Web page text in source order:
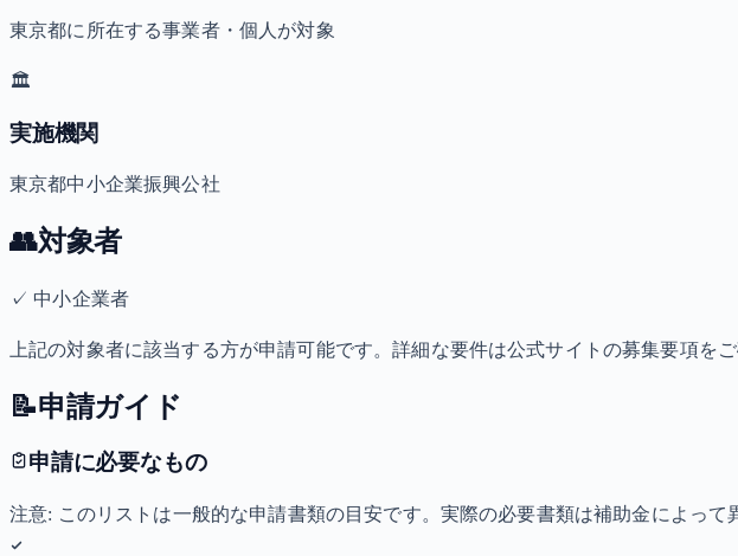
東京都に所在する事業者・個人が対象
🏛️
実施機関
東京都中小企業振興公社
👥対象者
✓ 中小企業者
上記の対象者に該当する方が申請可能です。詳細な要件は公式サイトの募集要項をご
📝申請ガイド
申請に必要なもの
注意: このリストは一般的な申請書類の目安です。実際の必要書類は補助金によっ